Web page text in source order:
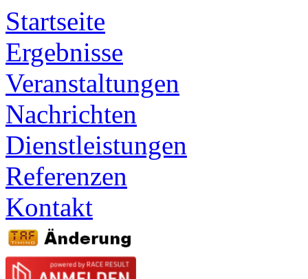
Startseite
Ergebnisse
Veranstaltungen
Nachrichten
Dienstleistungen
Referenzen
Kontakt